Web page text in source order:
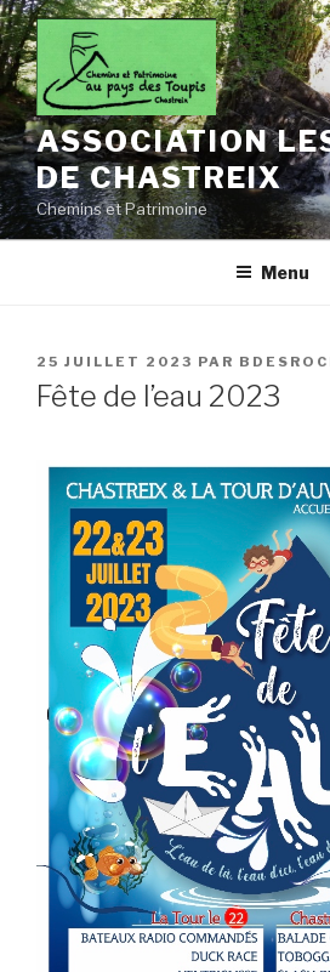
Aller
au
contenu
principal
ASSOCIATION
DE CHASTREIX
Chemins et Patrimoine
Menu
PUBLIÉ
LE
25 JUILLET 2023 PAR
Fête de l’eau 2023